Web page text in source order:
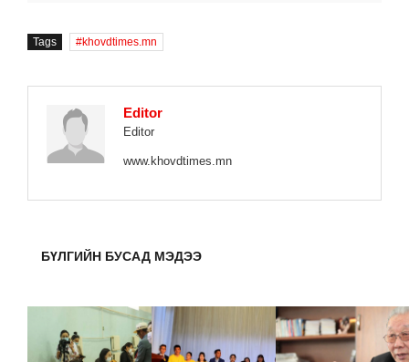
Tags khovdtimes.mn
Editor
Editor
www.khovdtimes.mn
БҮЛГИЙН БУСАД МЭДЭЭ